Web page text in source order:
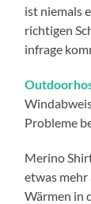
ist niemals
richtigen
infrage
Probleme
Merino
etwas mehr
Wärmen in